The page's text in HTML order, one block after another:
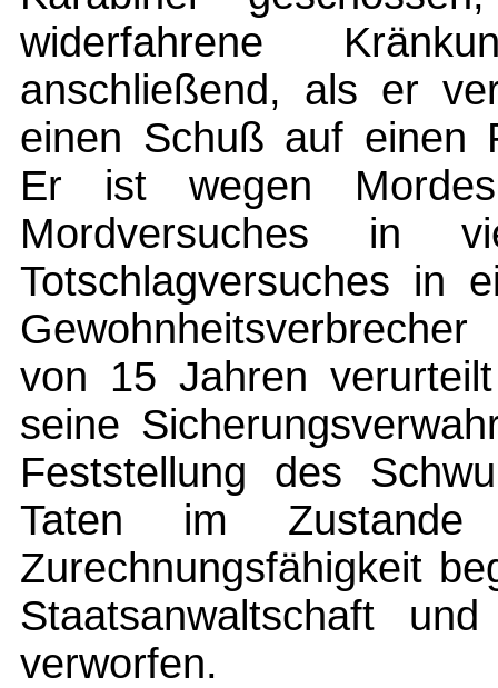
widerfahrene
anschließend, als er
einen Schuß auf einen
Er ist wegen
Mordversuches in
Totschlagversuches in
von 15 Jahren
seine
Feststellung des
Taten im
Zurechnungsfähigkeit
Staatsanwaltschaft
verworfen.